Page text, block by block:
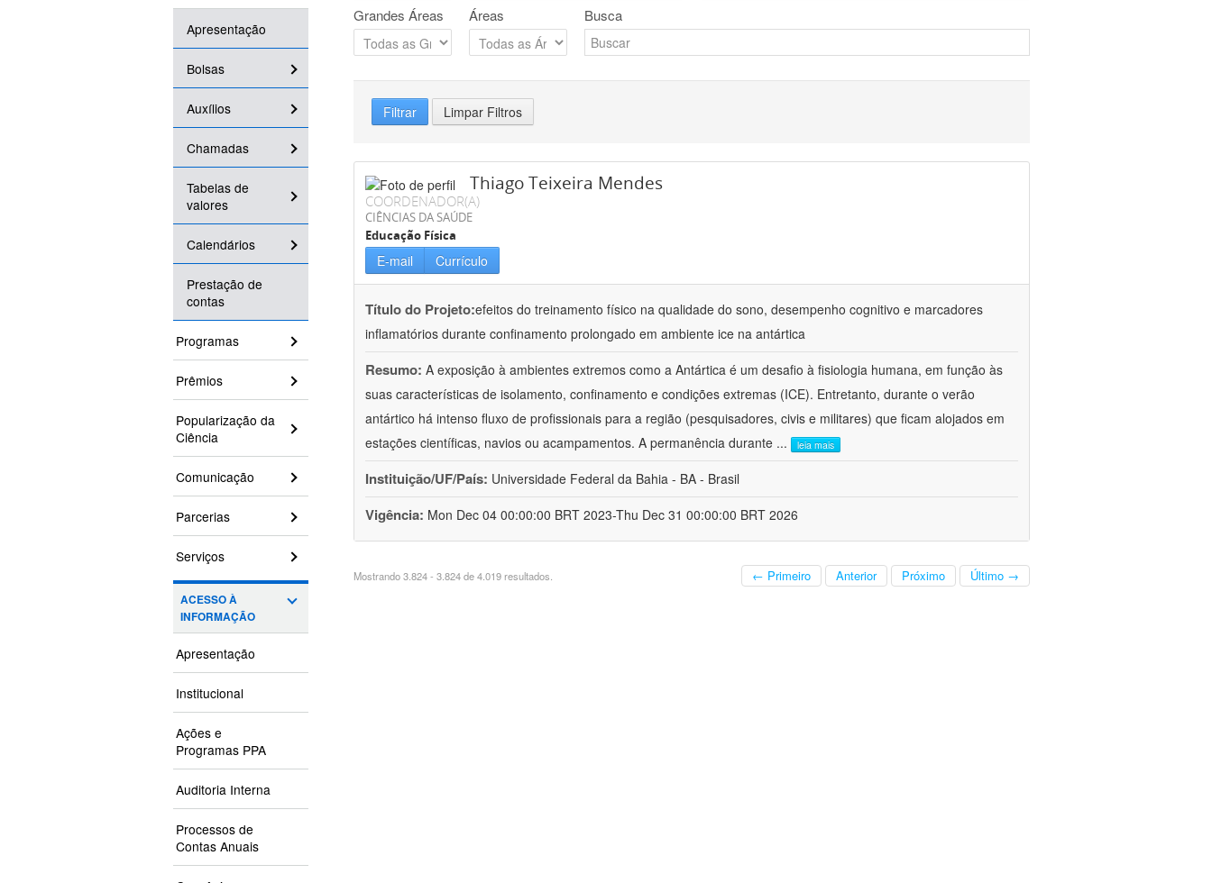
Apresentação
Bolsas
Auxílios
Chamadas
Tabelas de
valores
Calendários
Prestação de
contas
Programas
Prêmios
Popularização da
Ciência
Comunicação
Parcerias
Serviços
ACESSO À
INFORMAÇÃO
Apresentação
Institucional
Ações e
Programas PPA
Auditoria Interna
Processos de
Contas Anuais
Grandes Áreas Áreas Busca
Filtrar Limpar Filtros
Thiago Teixeira Mendes
COORDENADOR(A)
CIÊNCIAS DA SAÚDE
Educação Física
E-mail Currículo
Título do Projeto:efeitos do treinamento físico na qualidade do sono, desempenho cognitivo e marcadores
inflamatórios durante confinamento prolongado em ambiente ice na antártica
Resumo: A exposição à ambientes extremos como a Antártica é um desafio à fisiologia humana, em função às
suas características de isolamento, confinamento e condições extremas (ICE). Entretanto, durante o verão
antártico há intenso fluxo de profissionais para a região (pesquisadores, civis e militares) que ficam alojados em
estações científicas, navios ou acampamentos. A permanência durante ... leia mais
Instituição/UF/País: Universidade Federal da Bahia - BA - Brasil
Vigência: Mon Dec 04 00:00:00 BRT 2023-Thu Dec 31 00:00:00 BRT 2026
Mostrando 3.824 - 3.824 de 4.019 resultados. ← Primeiro Anterior Próximo Último →